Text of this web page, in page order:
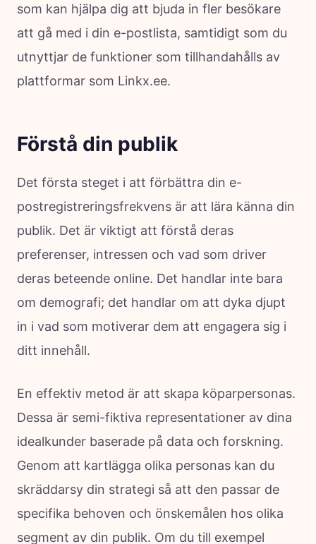
som kan hjälpa dig att bjuda in fler besökare
att gå med i din e-postlista, samtidigt som du
utnyttjar de funktioner som tillhandahålls av
plattformar som Linkx.ee.
Förstå din publik
Det första steget i att förbättra din e-
postregistreringsfrekvens är att lära känna din
publik. Det är viktigt att förstå deras
preferenser, intressen och vad som driver
deras beteende online. Det handlar inte bara
om demografi; det handlar om att dyka djupt
in i vad som motiverar dem att engagera sig i
ditt innehåll.
En effektiv metod är att skapa köparpersonas.
Dessa är semi-fiktiva representationer av dina
idealkunder baserade på data och forskning.
Genom att kartlägga olika personas kan du
skräddarsy din strategi så att den passar de
specifika behoven och önskemålen hos olika
segment av din publik. Om du till exempel